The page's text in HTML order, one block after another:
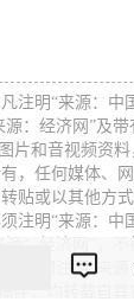
注明“来源：中
：经济网”及带
片和音视频资
，任何媒体、
贴或以其他方
注明“来源：中
凡本网注明“来